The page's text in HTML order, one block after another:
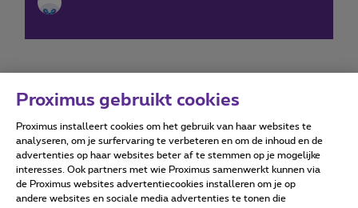
Forumvoorwaarden Accessibility statement
Proximus gebruikt cookies
Proximus installeert cookies om het gebruik van haar websites te
analyseren, om je surfervaring te verbeteren en om de inhoud en de
advertenties op haar websites beter af te stemmen op je mogelijke
interesses. Ook partners met wie Proximus samenwerkt kunnen via
de Proximus websites advertentiecookies installeren om je op
andere websites en sociale media advertenties te tonen die